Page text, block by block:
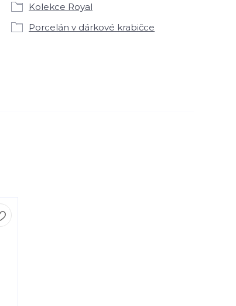
Kolekce Royal
Porcelán v dárkové krabičce